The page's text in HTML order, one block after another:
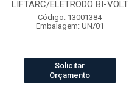
LIFTARC/ELETRODO BI-VOLT
Código: 13001384
Embalagem: UN/01
Solicitar
Orçamento